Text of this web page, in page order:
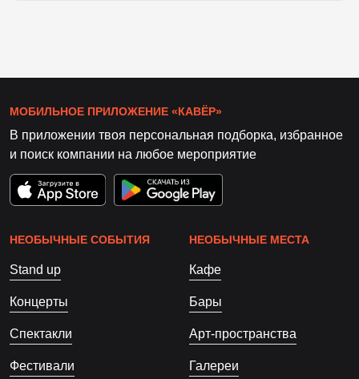
МОБИЛЬНОЕ ПРИЛОЖЕНИЕ «КАВЁР»
В приложении твоя персональная подборка, избранное
и поиск компании на любое мероприятие
НЕОБЫЧНЫЕ СОБЫТИЯ
Stand up
Концерты
Спектакли
Фестивали
НЕОБЫЧНЫЕ МЕСТА
Кафе
Бары
Арт-пространства
Галереи